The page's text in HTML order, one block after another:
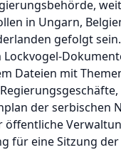
in Ungarn,
gefolgt
Dateien mit
der serbischen
öffentliche
für eine Sitzung der